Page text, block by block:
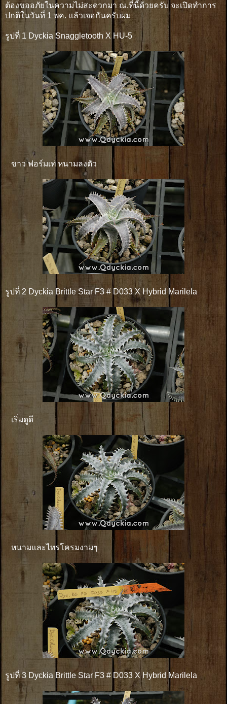
ต้องขออภัยในความไม่สะดวกมา ณ.ที่นี้ด้วยครับ จะเปิดทำการ
ปกติในวันที่ 1 พค. เเล้วเจอกันครับผม
รูปที่ 1 Dyckia Snaggletooth X HU-5
ขาว ฟอร์มเท่ หนามลงตัว
รูปที่ 2 Dyckia Brittle Star F3 # D033 X Hybrid Marilela
เริ่มดูดี
หนามและไทรโครมงามๆ
รูปที่ 3 Dyckia Brittle Star F3 # D033 X Hybrid Marilela